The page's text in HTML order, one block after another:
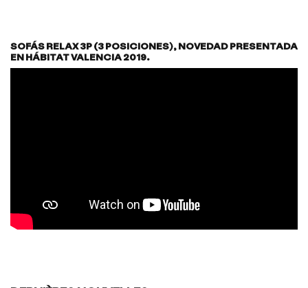
SOFÁS RELAX 3P (3 POSICIONES), NOVEDAD PRESENTADA
EN HÁBITAT VALENCIA 2019.